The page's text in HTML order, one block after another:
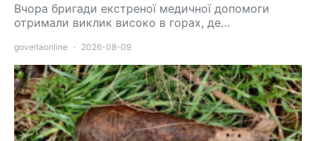
Вчора бригади екстреної медичної допомоги
отримали виклик високо в горах, де…
goverlaonline 2026-08-09